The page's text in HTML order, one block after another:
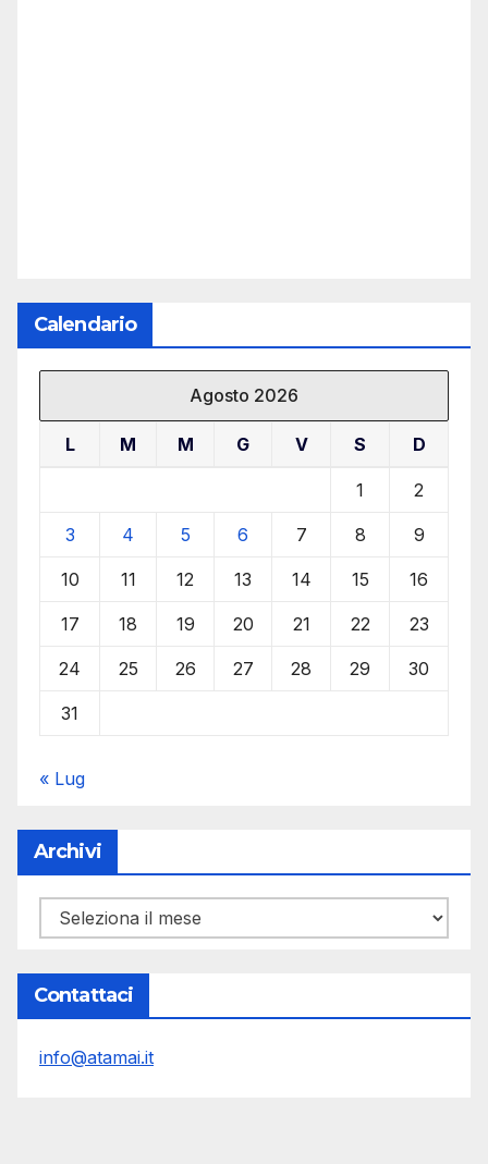
Calendario
Agosto 2026
L M M G V S D
1 2
3 4 5 6 7 8 9
10 11 12 13 14 15 16
17 18 19 20 21 22 23
24 25 26 27 28 29 30
31
« Lug
Archivi
Archivi
Contattaci
info@atamai.it